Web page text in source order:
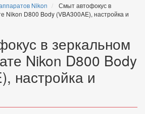
Nikon
Смыт автофокус в
Nikon D800 Body (VBA300AE), настройка и
в зеркальном
Nikon D800 Body
настройка и